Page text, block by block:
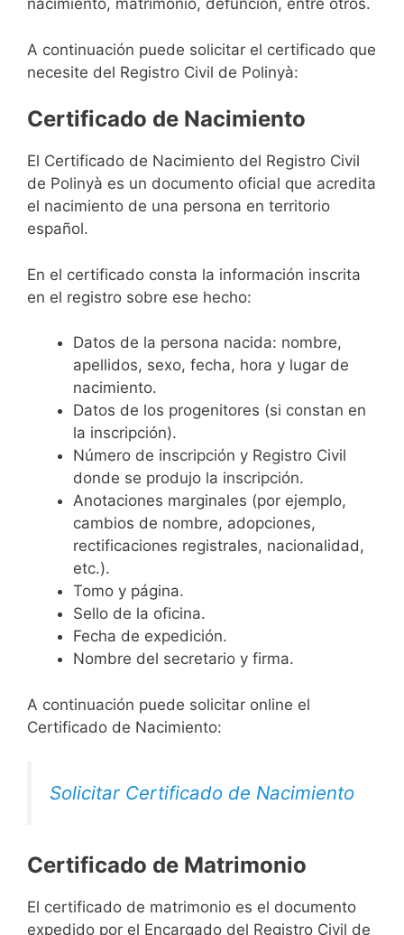
nacimiento, matrimonio, defunción, entre otros.
A continuación puede solicitar el certificado que
necesite del Registro Civil de Polinyà:
Certificado de Nacimiento
El Certificado de Nacimiento del Registro Civil
de Polinyà es un documento oficial que acredita
el nacimiento de una persona en territorio
español.
En el certificado consta la información inscrita
en el registro sobre ese hecho:
Datos de la persona nacida: nombre,
apellidos, sexo, fecha, hora y lugar de
nacimiento.
Datos de los progenitores (si constan en
la inscripción).
Número de inscripción y Registro Civil
donde se produjo la inscripción.
Anotaciones marginales (por ejemplo,
cambios de nombre, adopciones,
rectificaciones registrales, nacionalidad,
etc.).
Tomo y página.
Sello de la oficina.
Fecha de expedición.
Nombre del secretario y firma.
A continuación puede solicitar online el
Certificado de Nacimiento:
Solicitar Certificado de Nacimiento
Certificado de Matrimonio
El certificado de matrimonio es el documento
expedido por el Encargado del Registro Civil de